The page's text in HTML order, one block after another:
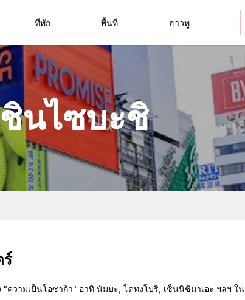
ที่พัก พื้นที่ ฮาวทู
นไซบะชิ
ร์
ความเป็นโอซาก้า" อาทิ นัมบะ, โดทงโบริ, เซ็นนิชิมาเอะ ฯลฯ ใน